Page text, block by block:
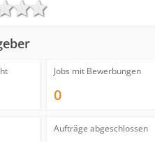
Jobs mit Bewerbungen
0
Aufträge abgeschlossen